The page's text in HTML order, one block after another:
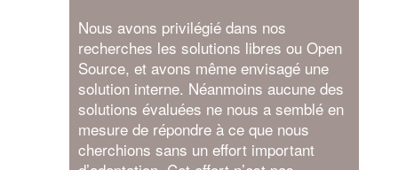
Nous avons privilégié dans nos
recherches les solutions libres ou Open
Source, et avons même envisagé une
solution interne. Néanmoins aucune des
solutions évaluées ne nous a semblé en
mesure de répondre à ce que nous
cherchions sans un effort important